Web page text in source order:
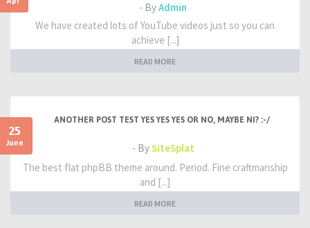
- ByAdmin
We have created lots of YouTube videos just so you can
achieve [...]
READ MORE
25
June
ANOTHER POST TEST YES YES YES OR NO, MAYBE NI? :-/
- BySiteSplat
The best flat phpBB theme around. Period. Fine craftmanship
and [...]
READ MORE